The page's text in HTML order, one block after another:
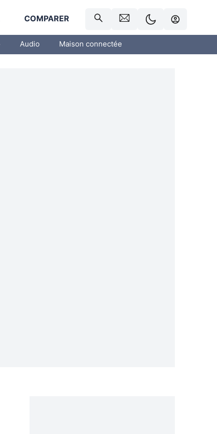
COMPARER
Audio Maison connectée